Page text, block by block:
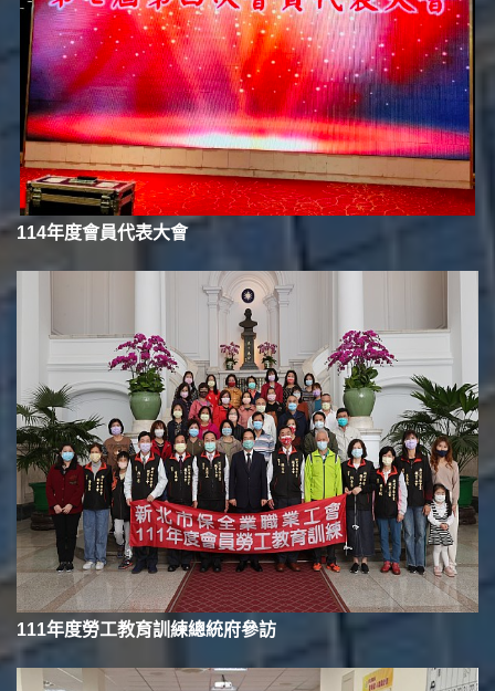
114年度會員代表大會
111年度勞工教育訓練總統府參訪